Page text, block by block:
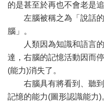
的是甚至於再也不會老是
左腦被稱之為「說話的
腦」。
人類因為知識和語言的
達，右腦的記憶活動因而
(能力)消失了。
右腦具有將看到、聽到
記憶的能力(圖形認識能力